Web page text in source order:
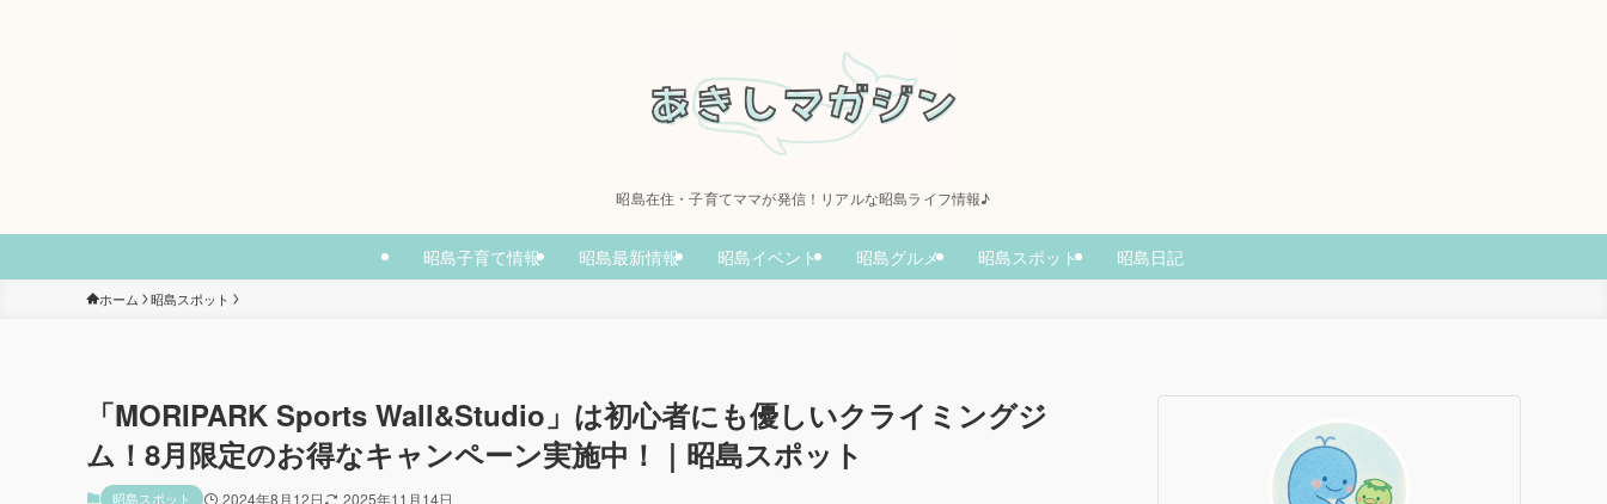
昭島在住・子育てママが発信！リアルな昭島ライフ情報♪
昭島子育て情報 昭島最新情報 昭島イベント 昭島グルメ 昭島スポット 昭島日記
ホーム 昭島スポット
「MORIPARK Sports Wall&Studio」は初心者にも優しいクライミングジ
ム！8月限定のお得なキャンペーン実施中！｜昭島スポット
昭島スポット 2024年8月12日 2025年11月14日